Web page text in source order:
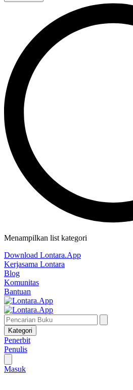
Menampilkan list kategori
Download Lontara.App
Kerjasama Lontara
Blog
Komunitas
Bantuan
Kategori
Penerbit
Penulis
Masuk